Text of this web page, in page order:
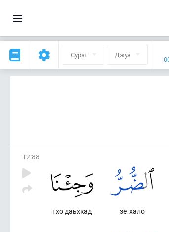
Сурат Джуз
12:88
зе, хало
тхо даьхкад